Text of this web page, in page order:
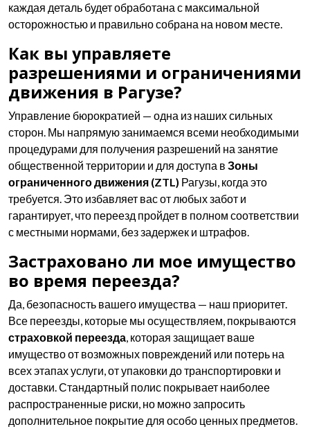
каждая деталь будет обработана с максимальной
осторожностью и правильно собрана на новом месте.
Как вы управляете
разрешениями и ограничениями
движения в Рагузе?
Управление бюрократией — одна из наших сильных
сторон. Мы напрямую занимаемся всеми необходимыми
процедурами для получения разрешений на занятие
общественной территории и для доступа в Зоны
ограниченного движения (ZTL) Рагузы, когда это
требуется. Это избавляет вас от любых забот и
гарантирует, что переезд пройдет в полном соответствии
с местными нормами, без задержек и штрафов.
Застраховано ли мое имущество
во время переезда?
Да, безопасность вашего имущества — наш приоритет.
Все переезды, которые мы осуществляем, покрываются
страховкой переезда, которая защищает ваше
имущество от возможных повреждений или потерь на
всех этапах услуги, от упаковки до транспортировки и
доставки. Стандартный полис покрывает наиболее
распространенные риски, но можно запросить
дополнительное покрытие для особо ценных предметов.